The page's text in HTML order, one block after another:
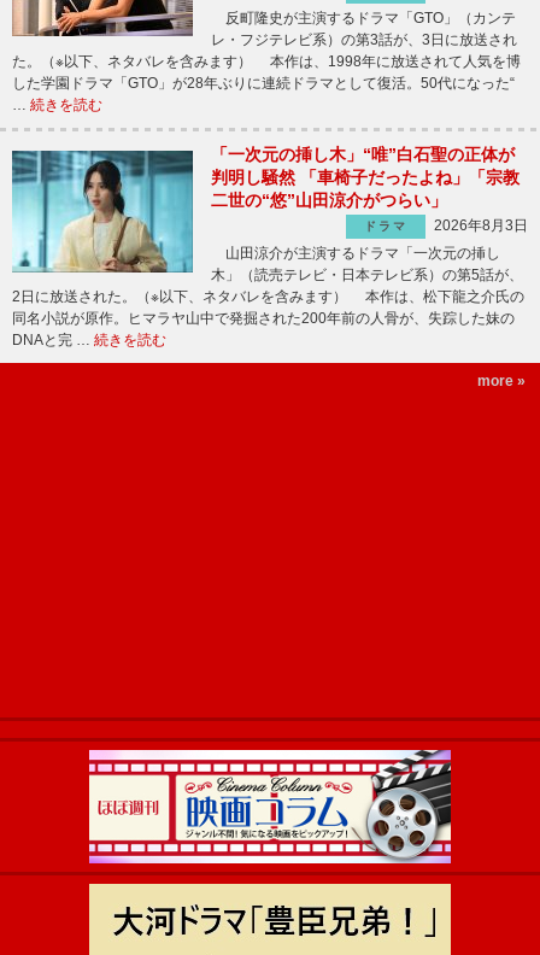
反町隆史が主演するドラマ「GTO」（カンテ
レ・フジテレビ系）の第3話が、3日に放送され
た。（※以下、ネタバレを含みます） 本作は、1998年に放送されて人気を博
した学園ドラマ「GTO」が28年ぶりに連続ドラマとして復活。50代になった“
続きを読む
「一次元の挿し木」“唯”白石聖の正体が
判明し騒然 「車椅子だったよね」「宗教
二世の“悠”山田涼介がつらい」
ドラマ
2026年8月3日
山田涼介が主演するドラマ「一次元の挿し
木」（読売テレビ・日本テレビ系）の第5話が、
2日に放送された。（※以下、ネタバレを含みます） 本作は、松下龍之介氏の
同名小説が原作。ヒマラヤ山中で発掘された200年前の人骨が、失踪した妹の
DNAと完 … 続きを読む
more »